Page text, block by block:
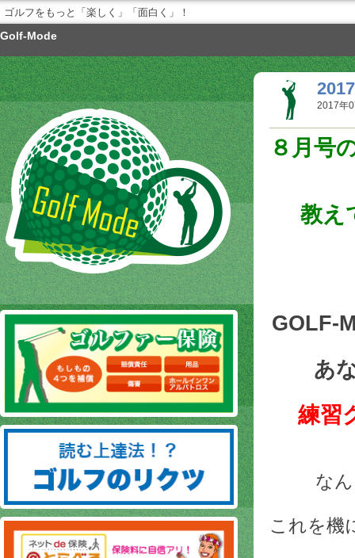
ゴルフをもっと「楽しく」「面白く」！
Golf-Mode
2017年
８月号
教え
GOLF-
あ
練習
な
これを機